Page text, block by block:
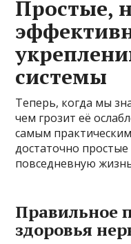
Простые,
системы
Теперь, когда мы
чем грозит её
самым
достаточно
повседневную
Правильное
здоровья